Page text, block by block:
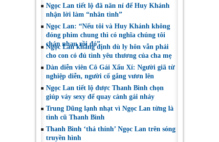
Ngọc Lan tiết lộ đã năn nỉ để Huy Khánh
nhận lời làm “nhân tình”
Ngọc Lan: “Nếu tôi và Huy Khánh không
đóng phim chung thì có nghĩa chúng tôi
chán nhau rồi đó”
Ngọc Lan khẳng định dù ly hôn vẫn phải
cho con có đủ tình yêu thương của cha mẹ
Dàn diễn viên Cô Gái Xấu Xí: Người giã từ
nghiệp diễn, người cố gắng vươn lên
Ngọc Lan tiết lộ được Thanh Bình chọn
giúp váy sexy để quay cảnh gái nhảy
Trung Dũng lạnh nhạt vì Ngọc Lan từng là
tình cũ Thanh Bình
Thanh Bình ‘thả thính’ Ngọc Lan trên sóng
truyền hình